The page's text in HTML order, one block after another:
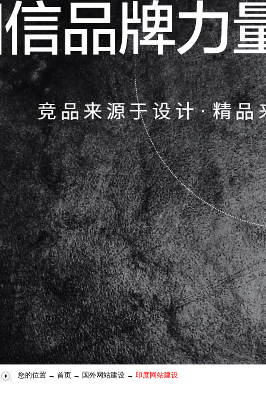
您的位置 → 首页 → 国外网站建设 → 印度网站建设